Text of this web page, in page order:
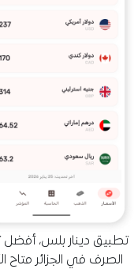
تطبيق دينار بلس، أفضل
الصرف في الجزائر